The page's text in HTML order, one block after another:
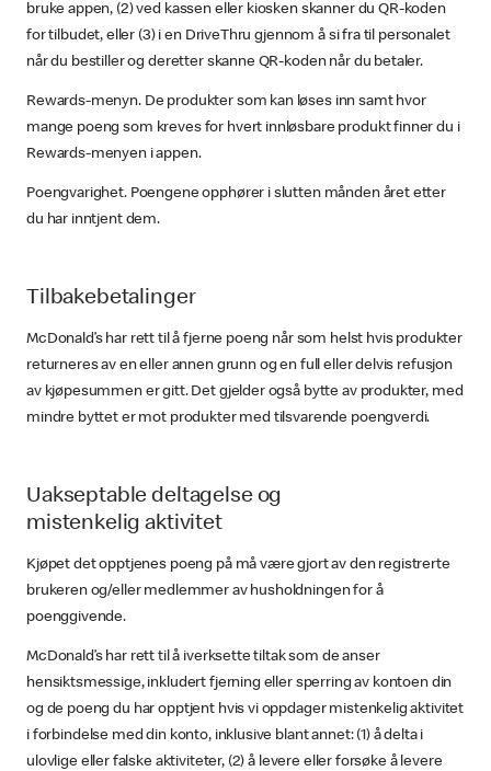
bruke appen, (2) ved kassen eller kiosken skanner du QR-koden
for tilbudet, eller (3) i en DriveThru gjennom å si fra til personalet
når du bestiller og deretter skanne QR-koden når du betaler.
Rewards-menyn. De produkter som kan løses inn samt hvor
mange poeng som kreves for hvert innløsbare produkt finner du i
Rewards-menyen i appen.
Poengvarighet. Poengene opphører i slutten månden året etter
du har inntjent dem.
Tilbakebetalinger
McDonald’s har rett til å fjerne poeng når som helst hvis produkter
returneres av en eller annen grunn og en full eller delvis refusjon
av kjøpesummen er gitt. Det gjelder også bytte av produkter, med
mindre byttet er mot produkter med tilsvarende poengverdi.
Uakseptable deltagelse og
mistenkelig aktivitet
Kjøpet det opptjenes poeng på må være gjort av den registrerte
brukeren og/eller medlemmer av husholdningen for å
poenggivende.
McDonald’s har rett til å iverksette tiltak som de anser
hensiktsmessige, inkludert fjerning eller sperring av kontoen din
og de poeng du har opptjent hvis vi oppdager mistenkelig aktivitet
i forbindelse med din konto, inklusive blant annet: (1) å delta i
ulovlige eller falske aktiviteter, (2) å levere eller forsøke å levere